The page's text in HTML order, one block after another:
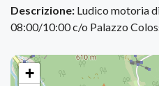
Descrizione: Ludico motoria
08:00/10:00 c/o Palazzo
+